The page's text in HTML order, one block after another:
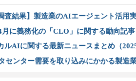
査結果】製造業のAIエージェント活用
月に義務化の「CLO」に関する動向記
ルAIに関する最新ニュースまとめ（
センター需要を取り込みにかかる製造